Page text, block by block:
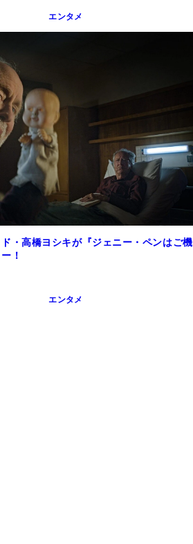
エンタメ
・高橋ヨシキが『ジェニー・ペンはご機
！
エンタメ